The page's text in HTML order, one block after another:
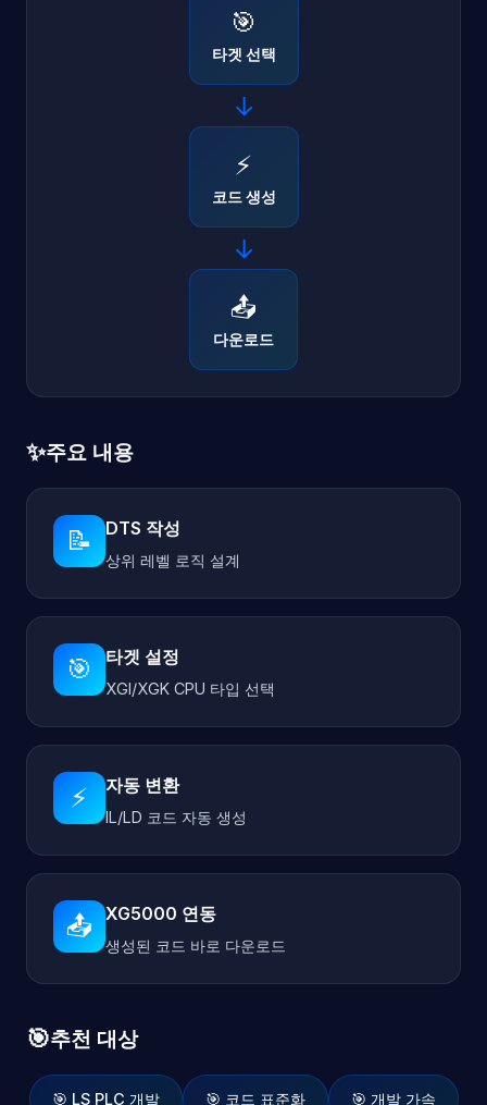
🎯
타겟 선택
→
⚡
코드 생성
→
📤
다운로드
✨주요 내용
📝 DTS 작성
상위 레벨 로직 설계
🎯 타겟 설정
XGI/XGK CPU 타입 선택
⚡ 자동 변환
IL/LD 코드 자동 생성
📤 XG5000 연동
생성된 코드 바로 다운로드
🎯추천 대상
🎯 LS PLC 개발 🎯 코드 표준화 🎯 개발 가속